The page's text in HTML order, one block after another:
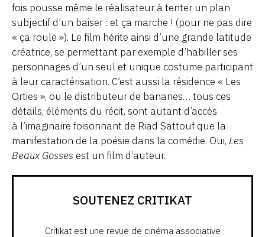
fois pousse même le réalisateur à tenter un plan
subjectif d’un baiser : et ça marche ! (pour ne pas dire
« ça roule »). Le film hérite ainsi d’une grande latitude
créatrice, se permettant par exemple d’habiller ses
personnages d’un seul et unique costume participant
à leur caractérisation. C’est aussi la résidence « Les
Orties », ou le distributeur de bananes… tous ces
détails, éléments du récit, sont autant d’accès
à l’imaginaire foisonnant de Riad Sattouf que la
manifestation de la poésie dans la comédie. Oui, Les
Beaux Gosses est un film d’auteur.
SOUTENEZ CRITIKAT
Critikat est une revue de cinéma associative